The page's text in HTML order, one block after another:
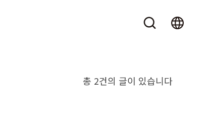
총 2건의 글이 있습니다